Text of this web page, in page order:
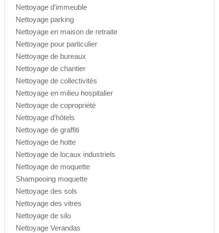
Nettoyage d’immeuble
Nettoyage parking
Nettoyage en maison de retraite
Nettoyage pour particulier
Nettoyage de bureaux
Nettoyage de chantier
Nettoyage de collectivités
Nettoyage en milieu hospitalier
Nettoyage de copropriété
Nettoyage d’hôtels
Nettoyage de graffiti
Nettoyage de hotte
Nettoyage de locaux industriels
Nettoyage de moquette
Shampooing moquette
Nettoyage des sols
Nettoyage des vitres
Nettoyage de silo
Nettoyage Verandas